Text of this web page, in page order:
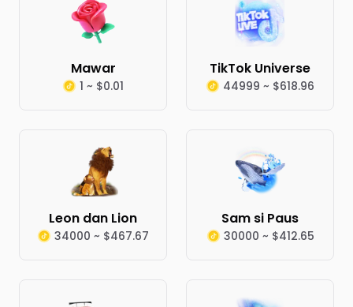
Mawar
1 ~ $0.01
TikTok Universe
44999 ~ $618.96
Leon dan Lion
34000 ~ $467.67
Sam si Paus
30000 ~ $412.65